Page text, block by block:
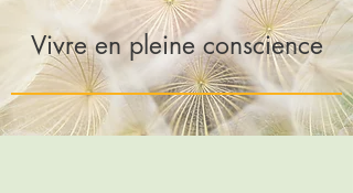
Vivre en pleine conscience